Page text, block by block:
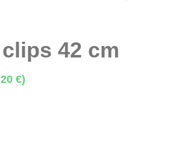
42 cm
€)